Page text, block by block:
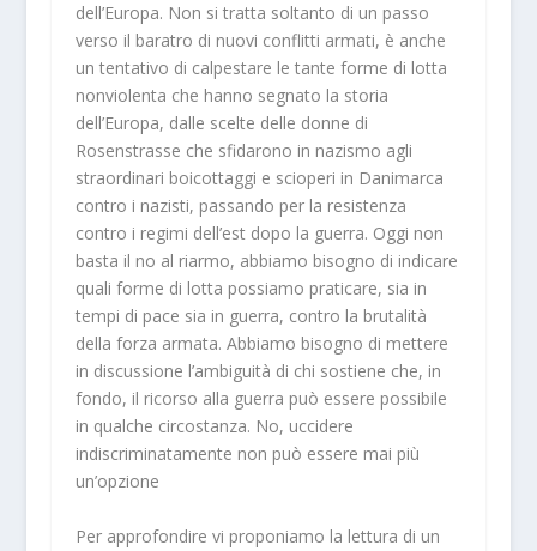
dell’Europa. Non si tratta soltanto di un passo
verso il baratro di nuovi conflitti armati, è anche
un tentativo di calpestare le tante forme di lotta
nonviolenta che hanno segnato la storia
dell’Europa, dalle scelte delle donne di
Rosenstrasse che sfidarono in nazismo agli
straordinari boicottaggi e scioperi in Danimarca
contro i nazisti, passando per la resistenza
contro i regimi dell’est dopo la guerra. Oggi non
basta il no al riarmo, abbiamo bisogno di indicare
quali forme di lotta possiamo praticare, sia in
tempi di pace sia in guerra, contro la brutalità
della forza armata. Abbiamo bisogno di mettere
in discussione l’ambiguità di chi sostiene che, in
fondo, il ricorso alla guerra può essere possibile
in qualche circostanza. No, uccidere
indiscriminatamente non può essere mai più
un’opzione
Per approfondire vi proponiamo la lettura di un